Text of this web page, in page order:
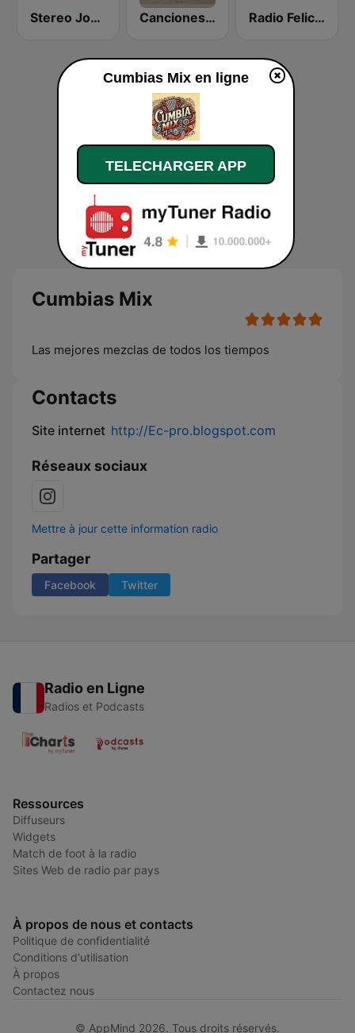
Stereo Joya FM Canciones del Recuerdo DJec Radio Felicidad 1180 AM
Cumbias Mix
Las mejores mezclas de todos los tiempos
Contacts
Site internet http://Ec-pro.blogspot.com
Réseaux sociaux
Mettre à jour cette information radio
Partager
Facebook Twitter
Radio en Ligne
Radios et Podcasts
Ressources
Diffuseurs
Widgets
Match de foot à la radio
Sites Web de radio par pays
À propos de nous et contacts
Politique de confidentialité
Conditions d'utilisation
À propos
Contactez nous
© AppMind 2026. Tous droits réservés.
Cumbias Mix en ligne
TELECHARGER APP